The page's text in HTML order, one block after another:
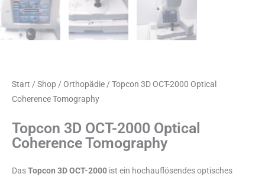
Start / Shop / Orthopädie / Topcon 3D OCT-2000 Optical
Coherence Tomography
Topcon 3D OCT-2000 Optical
Coherence Tomography
DasTopcon 3D OCT-2000 ist ein hochauflösendes optisches